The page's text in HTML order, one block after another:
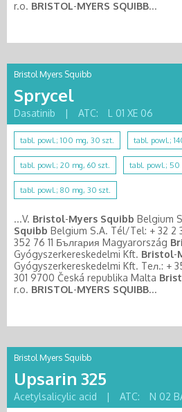
r.o. BRISTOL-MYERS SQUIBB...
Bristol Myers Squibb
Sprycel
Dasatinib
| ATC: L 01 XE 06
tabl. powl.; 100 mg, 30 szt. tabl. powl.;
tabl. powl.; 20 mg, 60 szt. tabl. powl.; 50
tabl. powl.; 80 mg, 30 szt.
...V. Bristol-Myers Squibb Belgium
Squibb Belgium S.A. Tél/Tel: + 32 2
352 76 11 България Magyarország
Gyógyszerkereskedelmi Kft. Bristol-
Gyógyszerkereskedelmi Kft. Teл.: +
301 9700 Česká republika Malta
r.o. BRISTOL-MYERS SQUIBB...
Bristol Myers Squibb
Upsarin 325
Acetylsalicylic acid
| ATC: N 02